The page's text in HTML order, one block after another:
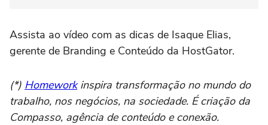
Assista ao vídeo com as dicas de Isaque Elias,
gerente de Branding e Conteúdo da HostGator.
(*) Homeworkinspira transformação no mundo do
trabalho, nos negócios, na sociedade. É criação da
Compasso, agência de conteúdo e conexão.